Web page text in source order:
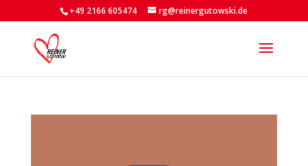
+49 2166 605474 rg@reinergutowski.de